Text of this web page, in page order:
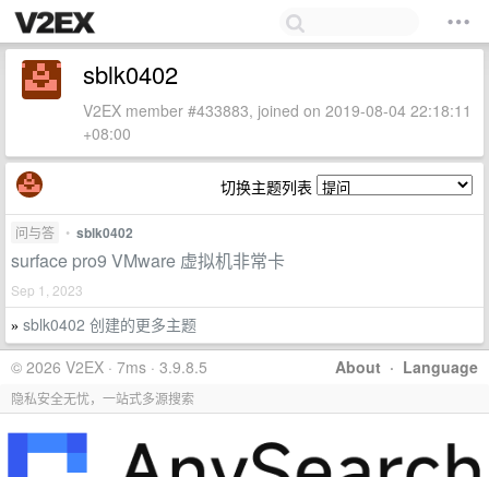
sblk0402
V2EX member #433883, joined on 2019-08-04 22:18:11
+08:00
切换主题列表
问与答 • sblk0402
surface pro9 VMware 虚拟机非常卡
Sep 1, 2023
» sblk0402 创建的更多主题
About · Language
© 2026 V2EX · 7ms · 3.9.8.5
隐私安全无忧，一站式多源搜索